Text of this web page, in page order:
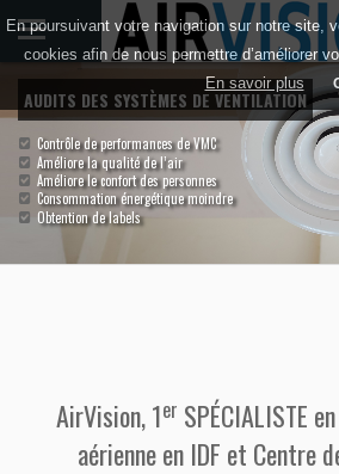
AUDITS DES SYSTÈMES DE VENTILATION
Contrôle de performances de VMC
Améliore la qualité de l’air
Améliore le confort des personnes
Consommation énergétique moindre
Obtention de labels
AirVision, 1er SPÉCIALISTE
aérienne en IDF et Centre
En poursuivant votre navigation sur notre site,
cookies afin de nous permettre d’améliorer
En savoir plus